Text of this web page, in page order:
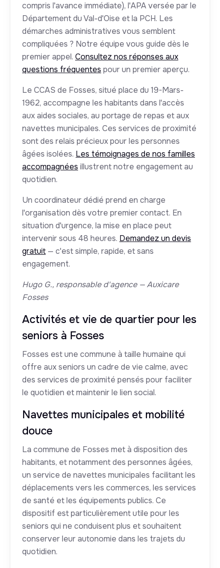
compris l'avance immédiate), l'APA versée par le
Département du Val-d'Oise et la PCH. Les
démarches administratives vous semblent
compliquées ? Notre équipe vous guide dès le
premier appel. Consultez nos réponses aux
questions fréquentes pour un premier aperçu.
Le CCAS de Fosses, situé place du 19-Mars-
1962, accompagne les habitants dans l'accès
aux aides sociales, au portage de repas et aux
navettes municipales. Ces services de proximité
sont des relais précieux pour les personnes
âgées isolées. Les témoignages de nos familles
accompagnées illustrent notre engagement au
quotidien.
Un coordinateur dédié prend en charge
l'organisation dès votre premier contact. En
situation d'urgence, la mise en place peut
intervenir sous 48 heures. Demandez un devis
gratuit — c'est simple, rapide, et sans
engagement.
Hugo G., responsable d'agence — Auxicare
Fosses
Activités et vie de quartier pour les
seniors à Fosses
Fosses est une commune à taille humaine qui
offre aux seniors un cadre de vie calme, avec
des services de proximité pensés pour faciliter
le quotidien et maintenir le lien social.
Navettes municipales et mobilité
douce
La commune de Fosses met à disposition des
habitants, et notamment des personnes âgées,
un service de navettes municipales facilitant les
déplacements vers les commerces, les services
de santé et les équipements publics. Ce
dispositif est particulièrement utile pour les
seniors qui ne conduisent plus et souhaitent
conserver leur autonomie dans les trajets du
quotidien.